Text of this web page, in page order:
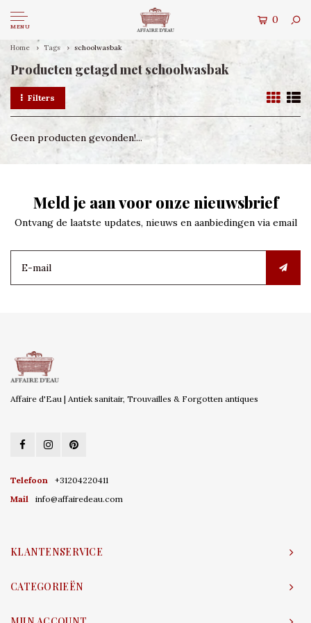
MENU
0
Home Tags schoolwasbak
Producten getagd met schoolwasbak
Filters
Geen producten gevonden!...
Meld je aan voor onze nieuwsbrief
Ontvang de laatste updates, nieuws en aanbiedingen via email
Affaire d'Eau | Antiek sanitair, Trouvailles & Forgotten antiques
Telefoon
+31204220411
Mail
info@affairedeau.com
KLANTENSERVICE
CATEGORIEËN